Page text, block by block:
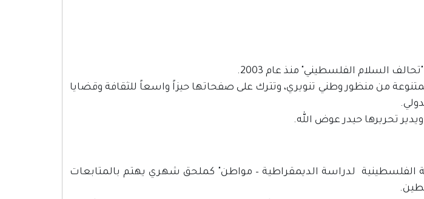
السلام الفلسطيني" منذ عام 2003.
من منظور وطني تنويري، وتترك على صفحاتها حيزاً واسعاً للثقافة وقضايا
تحريرها حيدر عوض الله.
عام 2001 "المؤسسة الفلسطينية لدراسة الديمقراطية – مواطن" كملحق شهري يهتم بالمتابعات